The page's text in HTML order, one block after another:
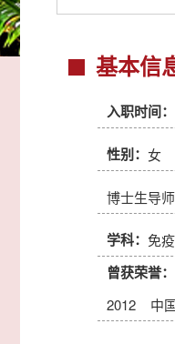
基本信
入职时间：
性别： 女
博士生导师
学科： 免
曾获荣誉：
2012 中国